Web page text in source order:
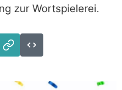
zur Wortspielerei.
Download
Link
Code